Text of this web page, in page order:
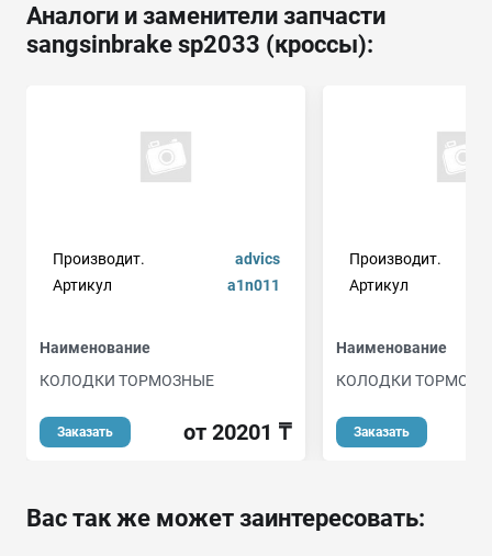
Аналоги и заменители запчасти
sangsinbrake sp2033 (кроссы):
Производит.
advics
Артикул
a1n011
Наименование
КОЛОДКИ ТОРМОЗНЫЕ
Заказать от 20201 ₸
Производит.
Артикул
Наименование
КОЛОДКИ
Заказать
Вас так же может заинтересовать: